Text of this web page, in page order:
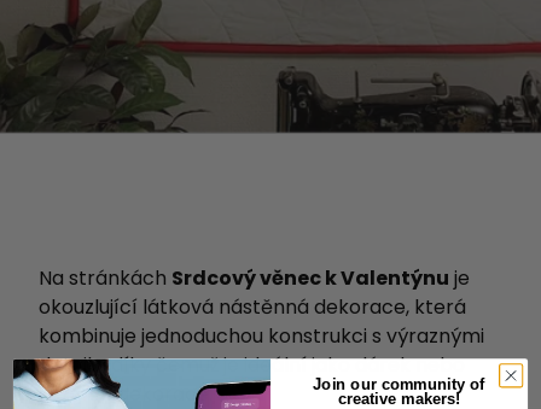
Na stránkách Srdcový věnec k Valentýnu je
okouzlující látková nástěnná dekorace, která
kombinuje jednoduchou konstrukci s výraznými
detaily, díky čemuž je ideální jako dárek nebo
sezónní dekorace.
Join our community of
creative makers!